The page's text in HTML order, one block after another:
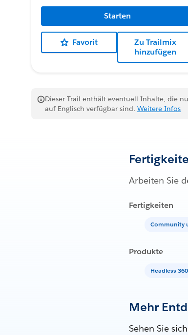
Starten
Favorit
Zu Trailmix
hinzufügen
Dieser Trail enthält eventuell Inhalte, die
auf Englisch verfügbar sind. Weitere Infos
Arbeiten Sie
Fertigkeiten
Community
Produkte
Headless
Mehr
Sehen Sie